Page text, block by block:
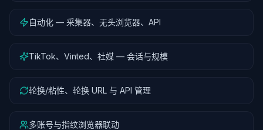
自动化 — 采集器、无头浏览器、API
TikTok、Vinted、社媒 — 会话与规模
轮换/粘性、轮换 URL 与 API 管理
多账号与指纹浏览器联动